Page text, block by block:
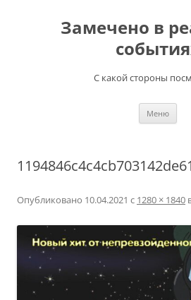
содержимомуЗамечено в
С какой стороны
Меню
Опубликовано 10.04.2021 с 1280 × 1840